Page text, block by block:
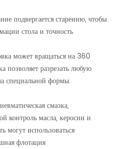
подвергается старению, чтобы
стола и точность
может вращаться на 360
позволяет разрезать любую
специальной формы.
смазка,
контроль масла, керосин и
могут использоваться
флотация